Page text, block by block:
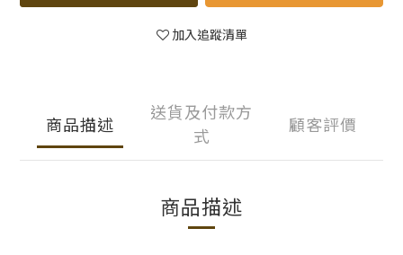
加入追蹤清單
商品描述
送貨及付款方
式
顧客評價
商品描述